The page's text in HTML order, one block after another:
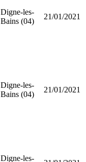
Digne-les-
Bains (04)
21/01/2021
Digne-les-
Bains (04)
21/01/2021
Digne-les-